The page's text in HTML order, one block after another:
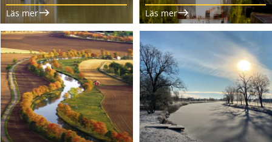
Läs mer Läs mer